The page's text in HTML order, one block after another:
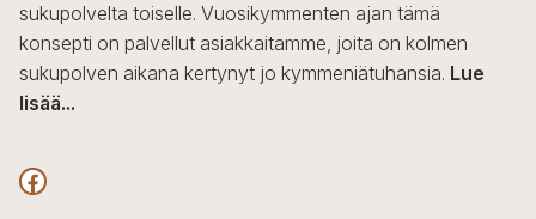
sukupolvelta toiselle. Vuosikymmenten ajan tämä
konsepti on palvellut asiakkaitamme, joita on kolmen
sukupolven aikana kertynyt jo kymmeniätuhansia. Lue
lisää...
F